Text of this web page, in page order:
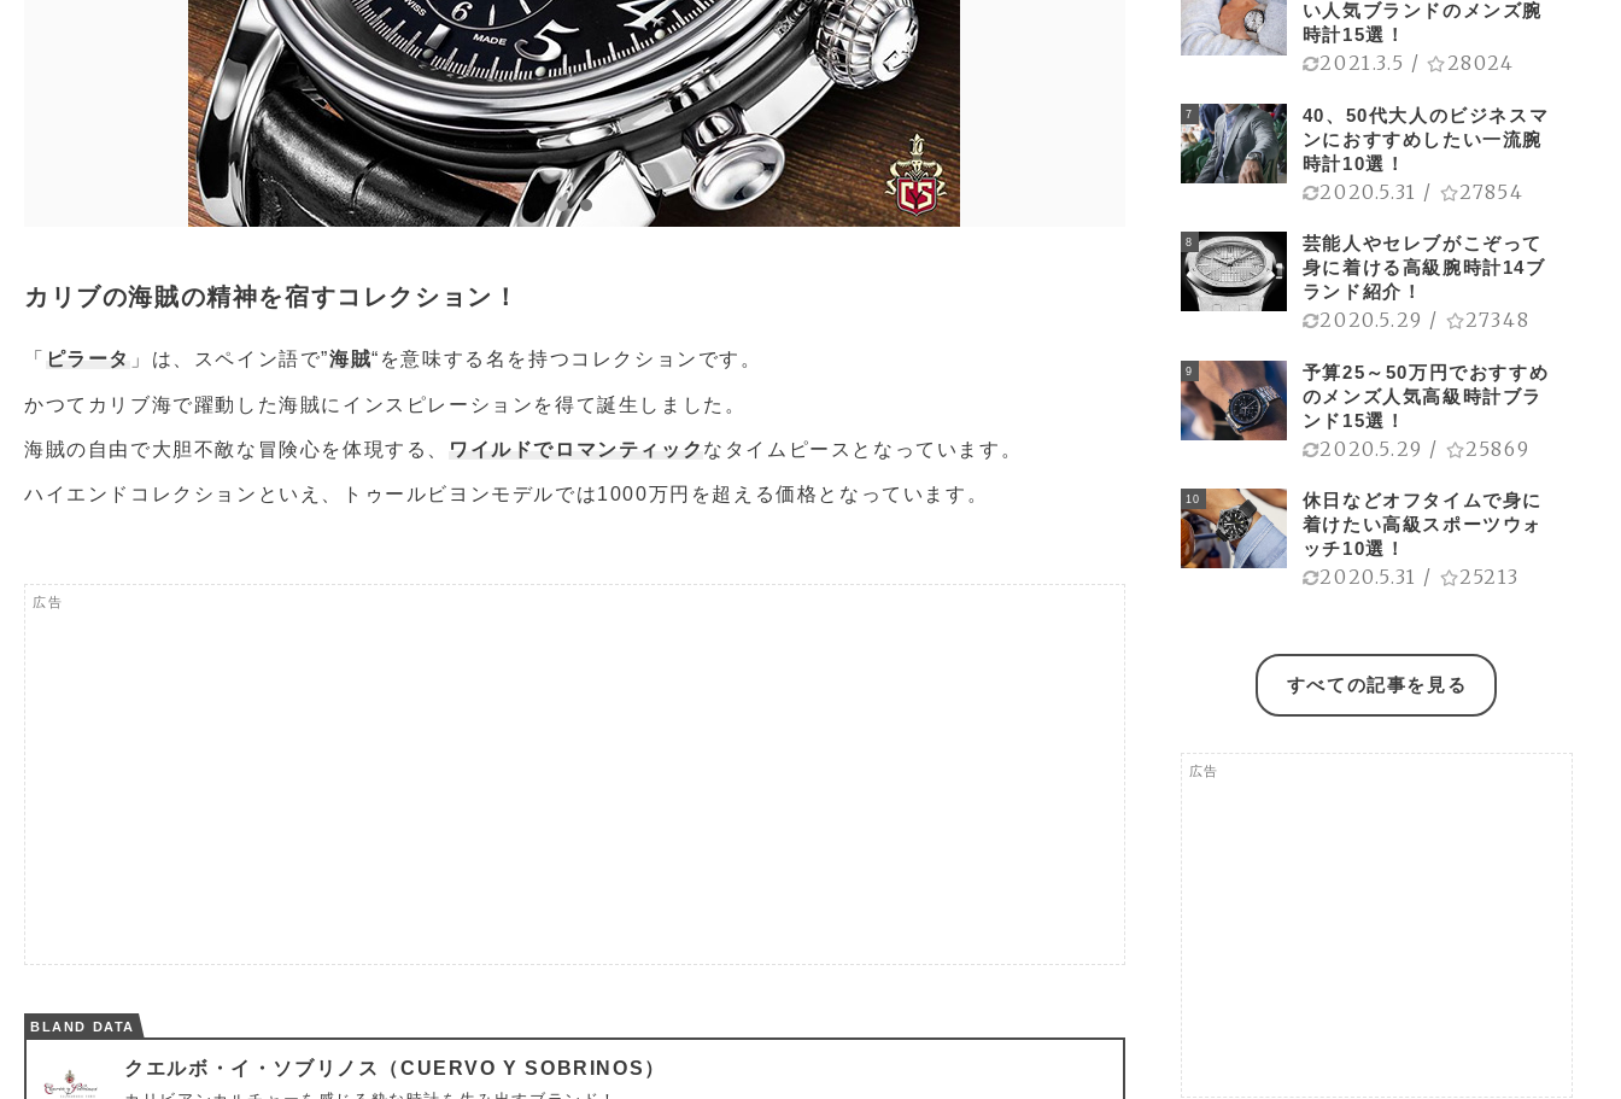
カリブの海賊の精神を宿すコレクション！
「 ピラータ 」は、スペイン語で”海賊“を意味する名を持つコレクションです。
かつてカリブ海で躍動した海賊にインスピレーションを得て誕生しました。
海賊の自由で大胆不敵な冒険心を体現する、 ワイルドでロマンティック なタイムピースとなっています。
ハイエンドコレクションといえ、トゥールビヨンモデルでは1000万円を超える価格となっています。
広告
BLAND DATA
クエルボ・イ・ソブリノス（CUERVO Y SOBRINOS）
い人気ブランドのメンズ腕
時計15選！
2021.3.5 / 28024
7
40、50代大人のビジネスマ
ンにおすすめしたい一流腕
時計10選！
2020.5.31 / 27854
8
芸能人やセレブがこぞって
身に着ける高級腕時計14ブ
ランド紹介！
2020.5.29 / 27348
9
予算25～50万円でおすすめ
のメンズ人気高級時計ブラ
ンド15選！
2020.5.29 / 25869
10
休日などオフタイムで身に
着けたい高級スポーツウォ
ッチ10選！
2020.5.31 / 25213
すべての記事を見る
広告